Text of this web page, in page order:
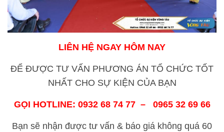
LIÊN HỆ NGAY HÔM NAY
ĐỂ ĐƯỢC TƯ VẤN PHƯƠNG ÁN TỔ CHỨC TỐT
NHẤT CHO SỰ KIỆN CỦA BẠN
GỌI HOTLINE: 0932 68 74 77 – 0965 32 69 66
Bạn sẽ nhận được tư vấn & báo giá không quá 60